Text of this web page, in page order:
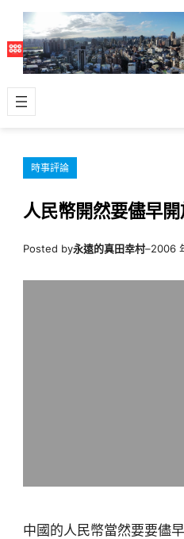
主
容
時事評論
人民幣開然要儘早
Posted by永遠的真田幸村–2006
中國的人民幣當然要要儘